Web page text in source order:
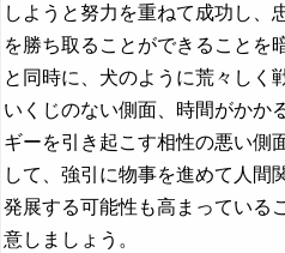
しようと努力を重ねて成功し、
を勝ち取ることができることを
と同時に、犬のように荒々しく
いくじのない側面、時間がかか
ギーを引き起こす相性の悪い側
して、強引に物事を進めて人間
発展する可能性も高まっている
意しましょう。